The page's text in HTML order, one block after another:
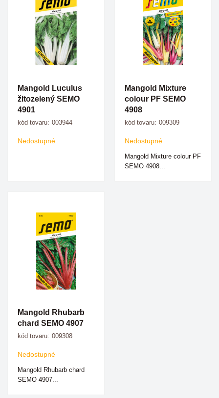
Mangold Luculus
žltozelený SEMO
4901
kód tovaru: 003944
Nedostupné
Mangold Mixture
colour PF SEMO
4908
kód tovaru: 009309
Nedostupné
Mangold Mixture colour PF
SEMO 4908...
Mangold Rhubarb
chard SEMO 4907
kód tovaru: 009308
Nedostupné
Mangold Rhubarb chard
SEMO 4907...